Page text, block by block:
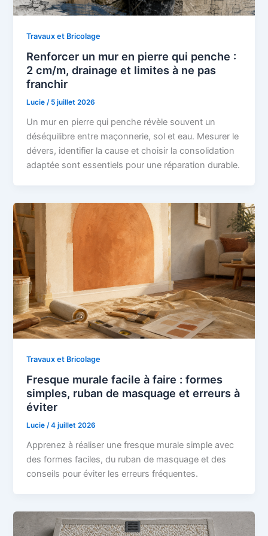
Travaux et Bricolage
Renforcer un mur en pierre qui penche :
2 cm/m, drainage et limites à ne pas
franchir
Lucie/ 5 juillet 2026
Un mur en pierre qui penche révèle souvent un
déséquilibre entre maçonnerie, sol et eau. Mesurer le
dévers, identifier la cause et choisir la consolidation
adaptée sont essentiels pour une réparation durable.
Travaux et Bricolage
Fresque murale facile à faire : formes
simples, ruban de masquage et erreurs à
éviter
Lucie/4 juillet 2026
Apprenez à réaliser une fresque murale simple avec
des formes faciles, du ruban de masquage et des
conseils pour éviter les erreurs fréquentes.